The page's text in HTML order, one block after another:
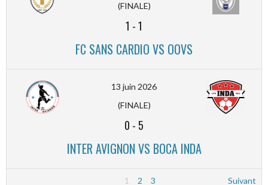
(FINALE)
1 -1
FC SANS CARDIO VS OOVS
13 juin 2026
(FINALE)
0 - 5
INTER AVIGNON VS BOCA INDA
1 2 3 Suivant